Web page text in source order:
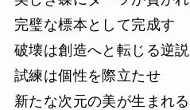
完璧な標本として完成す
破壊は創造へと転じる逆説
試練は個性を際立たせ
新たな次元の美が生まれる